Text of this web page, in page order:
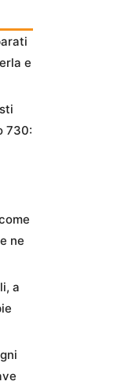
e
730:
ne
a